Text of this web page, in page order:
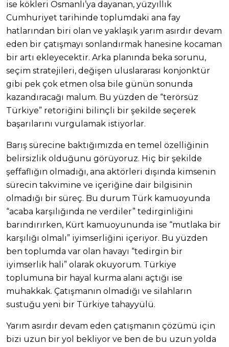
ise kökleri Osmanlı’ya dayanan, yüzyıllık
Cumhuriyet tarihinde toplumdaki ana fay
hatlarından biri olan ve yaklaşık yarım asırdır devam
eden bir çatışmayı sonlandırmak hanesine kocaman
bir artı ekleyecektir. Arka planında beka sorunu,
seçim stratejileri, değişen uluslararası konjonktür
gibi pek çok etmen olsa bile günün sonunda
kazandıracağı malum. Bu yüzden de “terörsüz
Türkiye” retoriğini bilinçli bir şekilde seçerek
başarılarını vurgulamak istiyorlar.
Barış sürecine baktığımızda en temel özelliğinin
belirsizlik olduğunu görüyoruz. Hiç bir şekilde
şeffaflığın olmadığı, ana aktörleri dışında kimsenin
sürecin takvimine ve içeriğine dair bilgisinin
olmadığı bir süreç. Bu durum Türk kamuoyunda
“acaba karşılığında ne verdiler” tedirginliğini
barındırırken, Kürt kamuoyununda ise “mutlaka bir
karşılığı olmalı” iyimserliğini içeriyor. Bu yüzden
ben toplumda var olan havayı “tedirgin bir
iyimserlik hali” olarak okuyorum. Türkiye
toplumuna bir hayal kurma alanı açtığı ise
muhakkak. Çatışmanın olmadığı ve silahların
sustuğu yeni bir Türkiye tahayyülü.
Yarım asırdır devam eden çatışmanın çözümü için
bizi uzun bir yol bekliyor ve ben de bu uzun yolda